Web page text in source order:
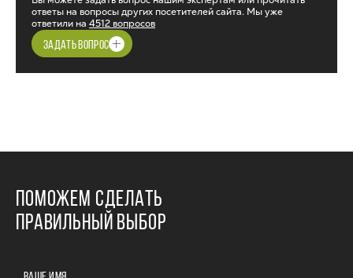
ответы на вопросы других посетителей сайта. Мы уже
ответили на 4512 вопросов
ЗАДАТЬ ВОПРОС
ПОМОЖЕМ СДЕЛАТЬ
ПРАВИЛЬНЫЙ ВЫБОР